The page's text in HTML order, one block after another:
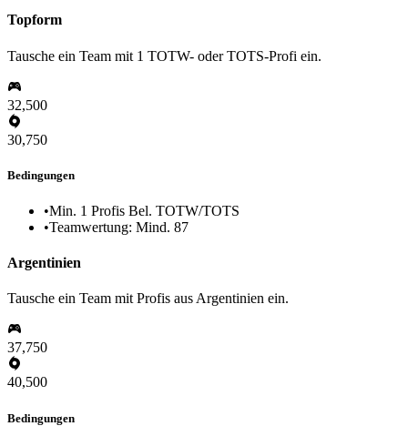
Topform
Tausche ein Team mit 1 TOTW- oder TOTS-Profi ein.
32,500
30,750
Bedingungen
•Min. 1 Profis Bel. TOTW/TOTS
•Teamwertung: Mind. 87
Argentinien
Tausche ein Team mit Profis aus Argentinien ein.
37,750
40,500
Bedingungen